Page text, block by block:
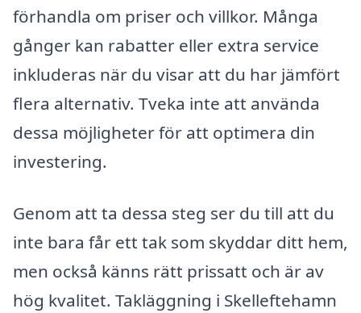
förhandla om priser och villkor. Många
gånger kan rabatter eller extra service
inkluderas när du visar att du har jämfört
flera alternativ. Tveka inte att använda
dessa möjligheter för att optimera din
investering.
Genom att ta dessa steg ser du till att du
inte bara får ett tak som skyddar ditt hem,
men också känns rätt prissatt och är av
hög kvalitet. Takläggning i Skelleftehamn